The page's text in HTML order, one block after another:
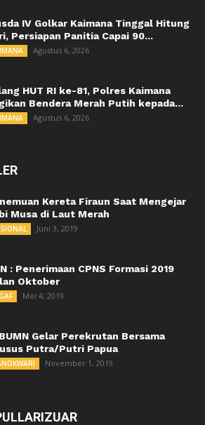
IV Golkar Kaimana Tinggal Hitung
Persiapan Panitia Capai 90...
Agustus 6, 2026
HUT RI ke-81, Polres Kaimana
Bendera Merah Putih kepada...
Agustus 6, 2026
Kereta Firaun Saat Mengejar
Musa di Laut Merah
Juni 3, 2019
: Penerimaan CPNS Formasi 2019
Oktober
Mei 4, 2019
Gelar Perekrutan Bersama
Putra/Putri Papua
November 1, 2019